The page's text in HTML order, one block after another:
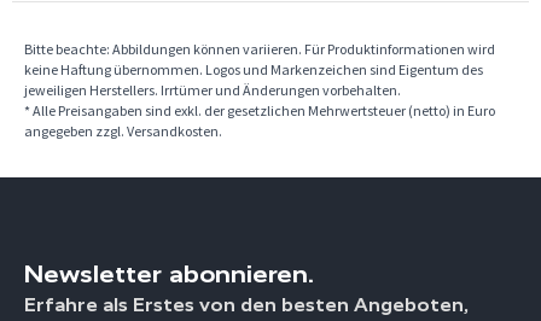
Bitte beachte: Abbildungen können variieren. Für Produktinformationen wird
keine Haftung übernommen. Logos und Markenzeichen sind Eigentum des
jeweiligen Herstellers. Irrtümer und Änderungen vorbehalten.
* Alle Preisangaben sind exkl. der gesetzlichen Mehrwertsteuer (netto) in Euro
angegeben zzgl. Versandkosten.
Newsletter abonnieren.
Erfahre als Erstes von den besten Angeboten,